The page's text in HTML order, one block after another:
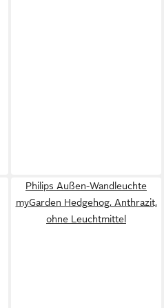
Philips Außen-Wandleuchte
myGarden Hedgehog, Anthrazit,
ohne Leuchtmittel